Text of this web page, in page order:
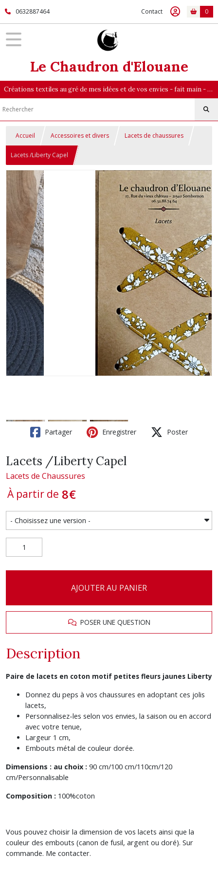
0632887464 Contact 0
Le Chaudron d'Elouane
Créations textiles au gré de mes idées et de vos envies - fait main - majoritairement en pièce unique
Accueil Accessoires et divers Lacets de chaussures
Lacets /Liberty Capel
Partager Enregistrer Poster
Lacets /Liberty Capel
Lacets de Chaussures
À partir de 8€
AJOUTER AU PANIER
POSER UNE QUESTION
Description
Paire de lacets en coton motif petites fleurs jaunes Liberty
Donnez du peps à vos chaussures en adoptant ces jolis
lacets,
Personnalisez-les selon vos envies, la saison ou en accord
avec votre tenue,
Largeur 1 cm,
Embouts métal de couleur dorée.
Dimensions : au choix : 90 cm/100 cm/110cm/120
cm/Personnalisable
Composition : 100%coton
Vous pouvez choisir la dimension de vos lacets ainsi que la
couleur des embouts (canon de fusil, argent ou doré). Sur
commande. Me contacter.